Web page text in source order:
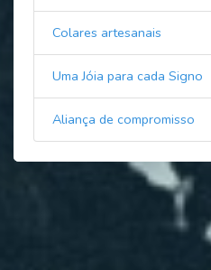
Colares artesanais
Uma Jóia para cada Signo
Aliança de compromisso